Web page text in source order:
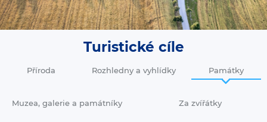
Turistické cíle
Příroda Rozhledny a vyhlídky Památky
Muzea, galerie a památníky Za zvířátky